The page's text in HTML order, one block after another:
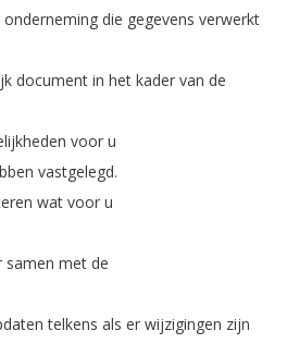
onderneming die gegevens verwerkt
document in het kader van de
voor u
vastgelegd.
wat voor u
samen met de
telkens als er wijzigingen zijn